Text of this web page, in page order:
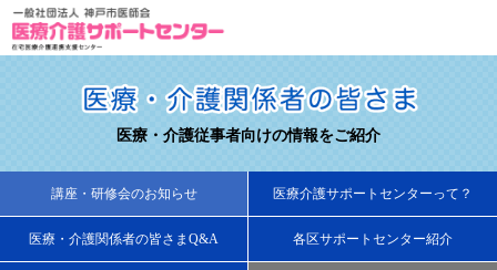
医療・介護従事者向けの情報をご紹介
講座・研修会のお知らせ 医療介護サポートセンターって？
医療・介護関係者の皆さまQ&A 各区サポートセンター紹介